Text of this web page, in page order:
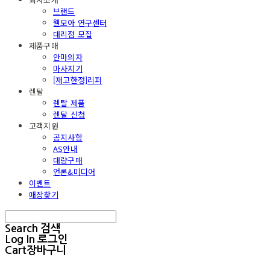
브랜드
웰모아 연구센터
대리점 모집
제품구매
안마의자
마사지기
[재고한정]리퍼
렌탈
렌탈 제품
렌탈 신청
고객지원
공지사항
AS안내
대량구매
언론&미디어
이벤트
매장찾기
Search 검색
Log In 로그인
Cart장바구니